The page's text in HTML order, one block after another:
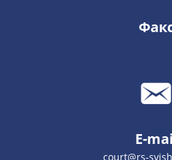
E-
court@rs-